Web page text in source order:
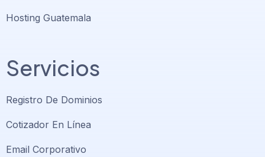
Hosting Guatemala
Servicios
Registro De Dominios
Cotizador En Línea
Email Corporativo